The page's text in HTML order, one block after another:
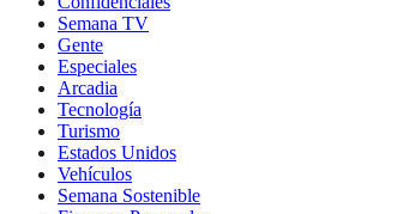
Semana TV
Gente
Especiales
Arcadia
Tecnología
Turismo
Estados Unidos
Vehículos
Semana Sostenible